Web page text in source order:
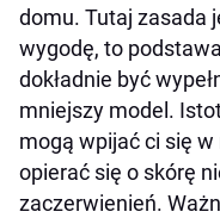
domu. Tutaj zasada
wygodę, to
dokładnie być
mniejszy model.
mogą wpijać ci się
opierać się o skórę
zaczerwienień.